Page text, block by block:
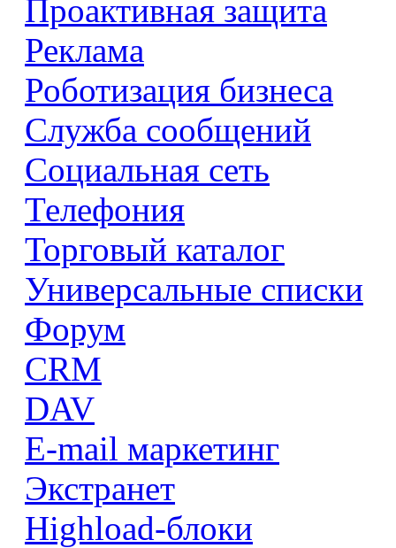
Проактивная защита
Реклама
Роботизация бизнеса
Служба сообщений
Социальная сеть
Телефония
Торговый каталог
Универсальные списки
Форум
CRM
DAV
E-mail маркетинг
Экстранет
Highload-блоки